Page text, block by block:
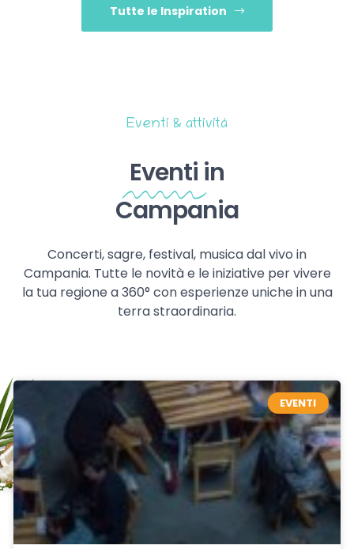
Tutte le Inspiration
Eventi & attività
Eventi in
Campania
Concerti, sagre, festival, musica dal vivo in
Campania. Tutte le novità e le iniziative per vivere
la tua regione a 360° con esperienze uniche in una
terra straordinaria.
EVENTI